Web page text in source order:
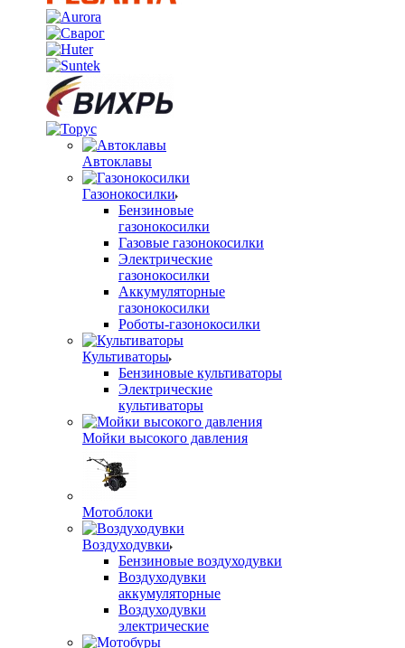
Автоклавы
Газонокосилки
Бензиновые
газонокосилки
Газовые газонокосилки
Электрические
газонокосилки
Аккумуляторные
газонокосилки
Роботы-газонокосилки
Культиваторы
Бензиновые культиваторы
Электрические
культиваторы
Мойки высокого давления
Мотоблоки
Воздуходувки
Бензиновые воздуходувки
Воздуходувки
аккумуляторные
Воздуходувки
электрические